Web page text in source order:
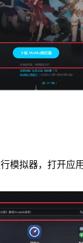
模拟器，打开应